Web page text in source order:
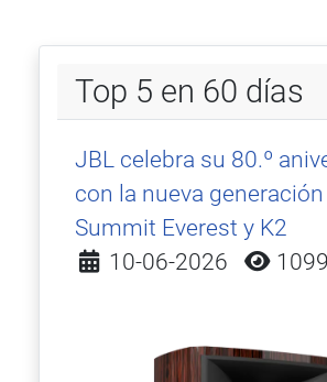
Top 5 en 60 días
JBL celebra su 80.º
con la nueva generación
Summit Everest y K2
Detalles
10-06-2026 1099